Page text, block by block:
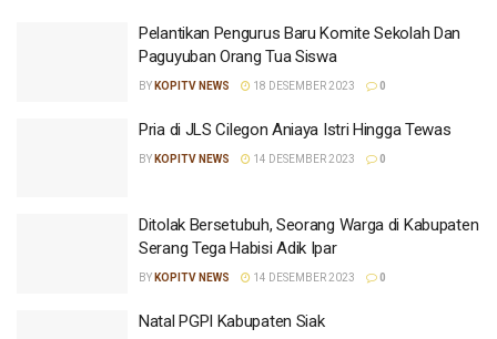
Pelantikan Pengurus Baru Komite Sekolah Dan
Paguyuban Orang Tua Siswa
BY KOPITV NEWS 18 DESEMBER 2023 0
Pria di JLS Cilegon Aniaya Istri Hingga Tewas
BY KOPITV NEWS 14 DESEMBER 2023 0
Ditolak Bersetubuh, Seorang Warga di Kabupaten
Serang Tega Habisi Adik Ipar
BY KOPITV NEWS 14 DESEMBER 2023 0
Natal PGPI Kabupaten Siak